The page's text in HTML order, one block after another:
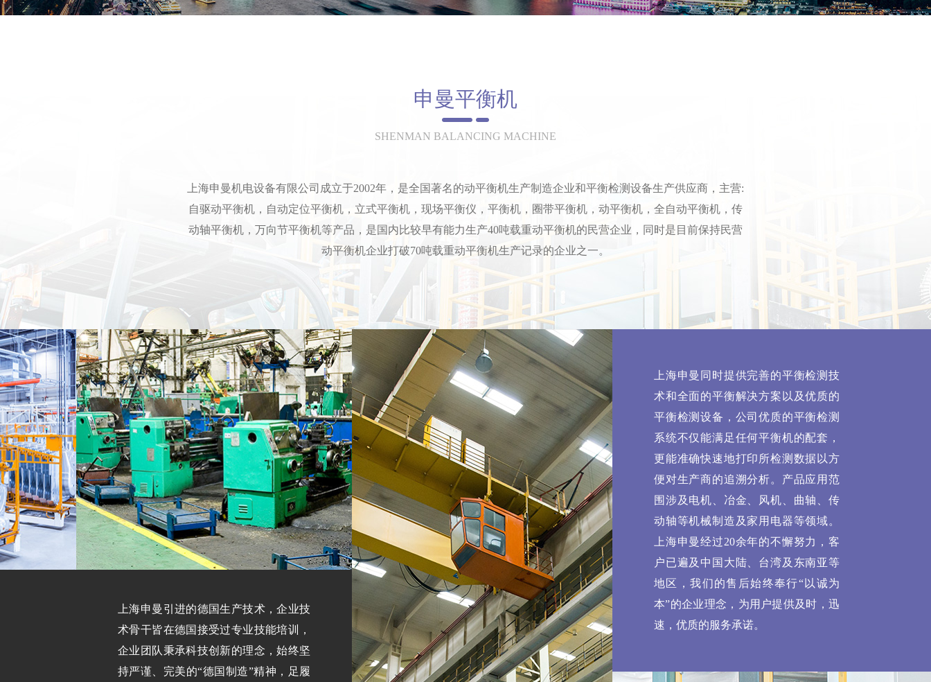
申曼平衡机
SHENMAN BALANCING MACHINE
上海申曼机电设备有限公司 成立于2002年，是全国著名的动平衡机生产制造企业和平衡检测设备生产供应商，主营:
自驱动平衡机，自动定位平衡机，立式平衡机，现场平衡仪，平衡机，圈带平衡机，动平衡机，全自动平衡机，传
动轴平衡机，万向节平衡机等产品，是国内比较早有能力生产40吨载重动平衡机的民营企业，同时是目前保持民营
动平衡机企业打破70吨载重动平衡机生产记录的企业之一。
上海申曼引进的德国生产技术，企业技
术骨干皆在德国接受过专业技能培训，
企业团队秉承科技创新的理念，始终坚
持严谨、完美的“德国制造”精神，足履
上海申曼同时提供完善的平衡检测技
术和全面的平衡解决方案以及优质的
平衡检测设备，公司优质的平衡检测
系统不仅能满足任何平衡机的配套，
更能准确快速地打印所检测数据以方
便对生产商的追溯分析。产品应用范
围涉及电机、冶金、风机、曲轴、传
动轴等机械制造及家用电器等领域。
上海申曼经过20余年的不懈努力，客
户已遍及中国大陆、台湾及东南亚等
地区，我们的售后始终奉行“以诚为
本”的企业理念，为用户提供及时，迅
速，优质的服务承诺。